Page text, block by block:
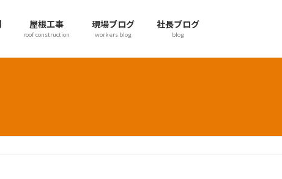
屋根工事
roof construction
現場ブログ
workers blog
社長ブログ
blog